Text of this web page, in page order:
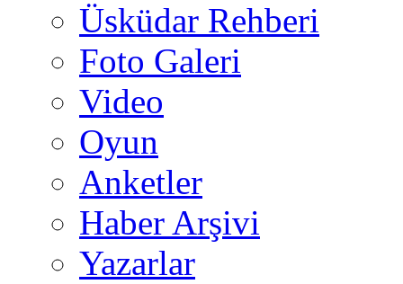
Üsküdar Rehberi
Foto Galeri
Video
Oyun
Anketler
Haber Arşivi
Yazarlar